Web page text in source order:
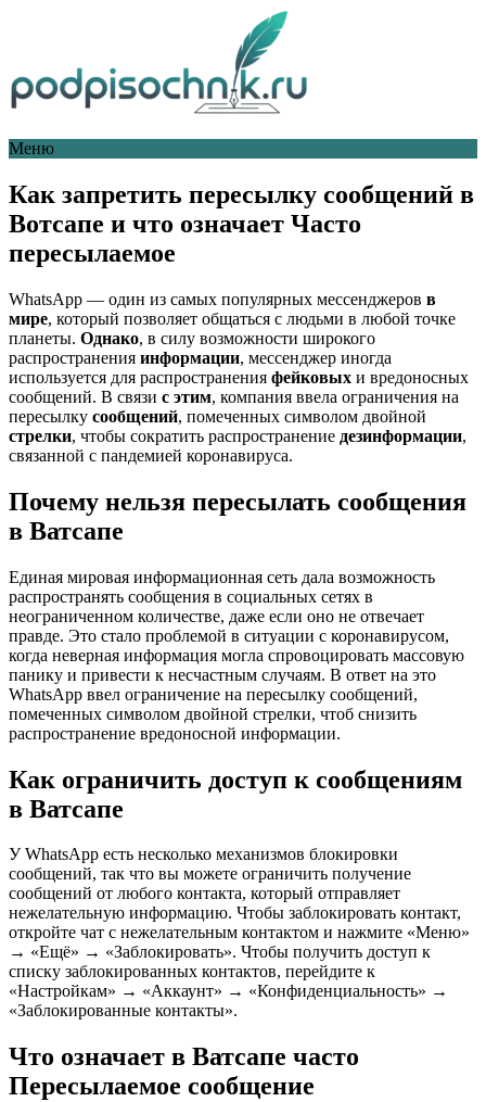
Меню
Как запретить пересылку сообщений в
Вотсапе и что означает Часто
пересылаемое
WhatsApp — один из самых популярных мессенджеров в
мире, который позволяет общаться с людьми в любой точке
планеты. Однако, в силу возможности широкого
распространения информации, мессенджер иногда
используется для распространения фейковых и вредоносных
сообщений. В связи с этим, компания ввела ограничения на
пересылку сообщений, помеченных символом двойной
стрелки, чтобы сократить распространение дезинформации,
связанной с пандемией коронавируса.
Почему нельзя пересылать сообщения
в Ватсапе
Единая мировая информационная сеть дала возможность
распространять сообщения в социальных сетях в
неограниченном количестве, даже если оно не отвечает
правде. Это стало проблемой в ситуации с коронавирусом,
когда неверная информация могла спровоцировать массовую
панику и привести к несчастным случаям. В ответ на это
WhatsApp ввел ограничение на пересылку сообщений,
помеченных символом двойной стрелки, чтоб снизить
распространение вредоносной информации.
Как ограничить доступ к сообщениям
в Ватсапе
У WhatsApp есть несколько механизмов блокировки
сообщений, так что вы можете ограничить получение
сообщений от любого контакта, который отправляет
нежелательную информацию. Чтобы заблокировать контакт,
откройте чат с нежелательным контактом и нажмите «Меню»
→ «Ещё» → «Заблокировать». Чтобы получить доступ к
списку заблокированных контактов, перейдите к
«Настройкам» → «Аккаунт» → «Конфиденциальность» →
«Заблокированные контакты».
Что означает в Ватсапе часто
Пересылаемое сообщение